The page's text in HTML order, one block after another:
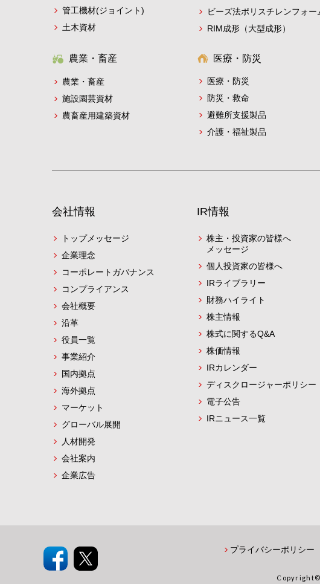
管工機材(ジョイント)
土木資材
ビーズ法ポリスチレンフォー
RIM成形（大型成形）
農業・畜産
農業・畜産
施設園芸資材
農畜産用建築資材
医療・防災
医療・防災
防災・救命
避難所支援製品
介護・福祉製品
会社情報
トップメッセージ
企業理念
コーポレートガバナンス
コンプライアンス
会社概要
沿革
役員一覧
事業紹介
国内拠点
海外拠点
マーケット
グローバル展開
人材開発
会社案内
企業広告
IR情報
株主・投資家の皆様へ
メッセージ
個人投資家の皆様へ
IRライブラリー
財務ハイライト
株主情報
株式に関するQ&A
株価情報
IRカレンダー
ディスクロージャーポリシー
電子公告
IRニュース一覧
プライバシーポリシー